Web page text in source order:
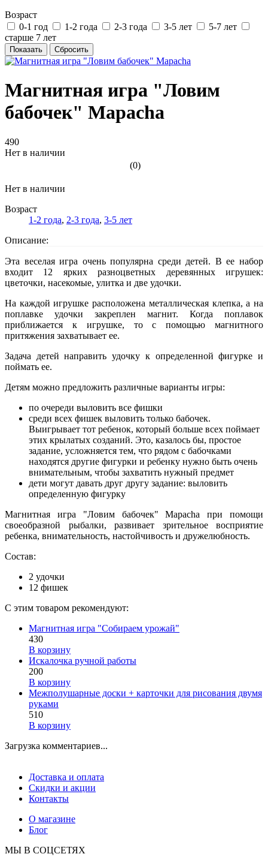
Возраст
0-1 год
1-2 года 2-3 года 3-5 лет
5-7 лет
старше 7 лет
Магнитная игра "Ловим
бабочек" Mapacha
490
Нет в наличии
(0)
Нет в наличии
Возраст
1-2 года, 2-3 года, 3-5 лет
Описание:
Эта веселая игра очень популярна среди детей. В ее набор
входит 12 ярких разноцветных деревянных игрушек:
цветочки, насекомые, улитка и две удочки.
На каждой игрушке расположена металлическая клепка, а на
поплавке удочки закреплен магнит. Когда поплавок
приближается к игрушке, то с помощью магнитного
притяжения захватывает ее.
Задача детей направить удочку к определенной фигурке и
поймать ее.
Детям можно предложить различные варианты игры:
по очереди выловить все фишки
среди всех фишек выловить только бабочек.
Выигрывает тот ребенок, который больше всех поймает
этих крылатых созданий. Это, казалось бы, простое
задание, усложняется тем, что рядом с бабочками
находятся другие фигурки и ребенку нужно быть очень
внимательным, чтобы захватить нужный предмет
дети могут давать друг другу задание: выловить
определенную фигурку
Магнитная игра "Ловим бабочек" Mapacha при помощи
своеобразной рыбалки, развивает зрительное восприятие
ребенка, внимательность, настойчивость и дружелюбность.
Состав:
2 удочки
12 фишек
С этим товаром рекомендуют:
Магнитная игра "Собираем урожай"
430
В корзину
Искалочка ручной работы
200
В корзину
Межполушарные доски + карточки для рисования двумя
руками
510
В корзину
Загрузка комментариев...
Доставка и оплата
Скидки и акции
Контакты
О магазине
Блог
МЫ В СОЦСЕТЯХ